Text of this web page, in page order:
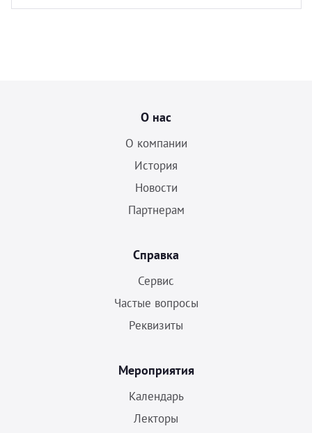
О нас
О компании
История
Новости
Партнерам
Справка
Сервис
Частые вопросы
Реквизиты
Мероприятия
Календарь
Лекторы